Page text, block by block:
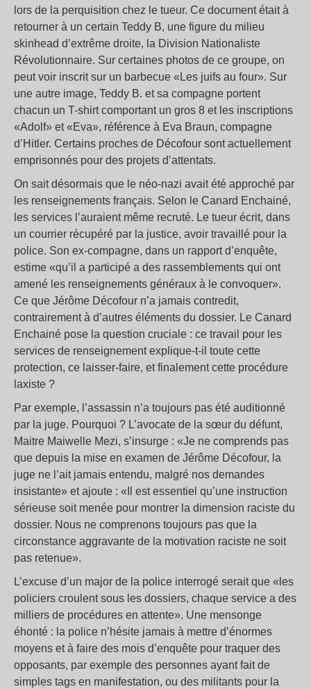
lors de la perquisition chez le tueur. Ce document était à
retourner à un certain Teddy B, une figure du milieu
skinhead d’extrême droite, la Division Nationaliste
Révolutionnaire. Sur certaines photos de ce groupe, on
peut voir inscrit sur un barbecue «Les juifs au four». Sur
une autre image, Teddy B. et sa compagne portent
chacun un T-shirt comportant un gros 8 et les inscriptions
«Adolf» et «Eva», référence à Eva Braun, compagne
d’Hitler. Certains proches de Décofour sont actuellement
emprisonnés pour des projets d’attentats.
On sait désormais que le néo-nazi avait été approché par
les renseignements français. Selon le Canard Enchainé,
les services l’auraient même recruté. Le tueur écrit, dans
un courrier récupéré par la justice, avoir travaillé pour la
police. Son ex-compagne, dans un rapport d’enquête,
estime «qu’il a participé a des rassemblements qui ont
amené les renseignements généraux à le convoquer».
Ce que Jérôme Décofour n’a jamais contredit,
contrairement à d’autres éléments du dossier. Le Canard
Enchainé pose la question cruciale : ce travail pour les
services de renseignement explique-t-il toute cette
protection, ce laisser-faire, et finalement cette procédure
laxiste ?
Par exemple, l’assassin n’a toujours pas été auditionné
par la juge. Pourquoi ? L’avocate de la sœur du défunt,
Maitre Maiwelle Mezi, s’insurge : «Je ne comprends pas
que depuis la mise en examen de Jérôme Décofour, la
juge ne l’ait jamais entendu, malgré nos demandes
insistante» et ajoute : «Il est essentiel qu’une instruction
sérieuse soit menée pour montrer la dimension raciste du
dossier. Nous ne comprenons toujours pas que la
circonstance aggravante de la motivation raciste ne soit
pas retenue».
L’excuse d’un major de la police interrogé serait que «les
policiers croulent sous les dossiers, chaque service a des
milliers de procédures en attente». Une mensonge
éhonté : la police n’hésite jamais à mettre d’énormes
moyens et à faire des mois d’enquête pour traquer des
opposants, par exemple des personnes ayant fait de
simples tags en manifestation, ou des militants pour la